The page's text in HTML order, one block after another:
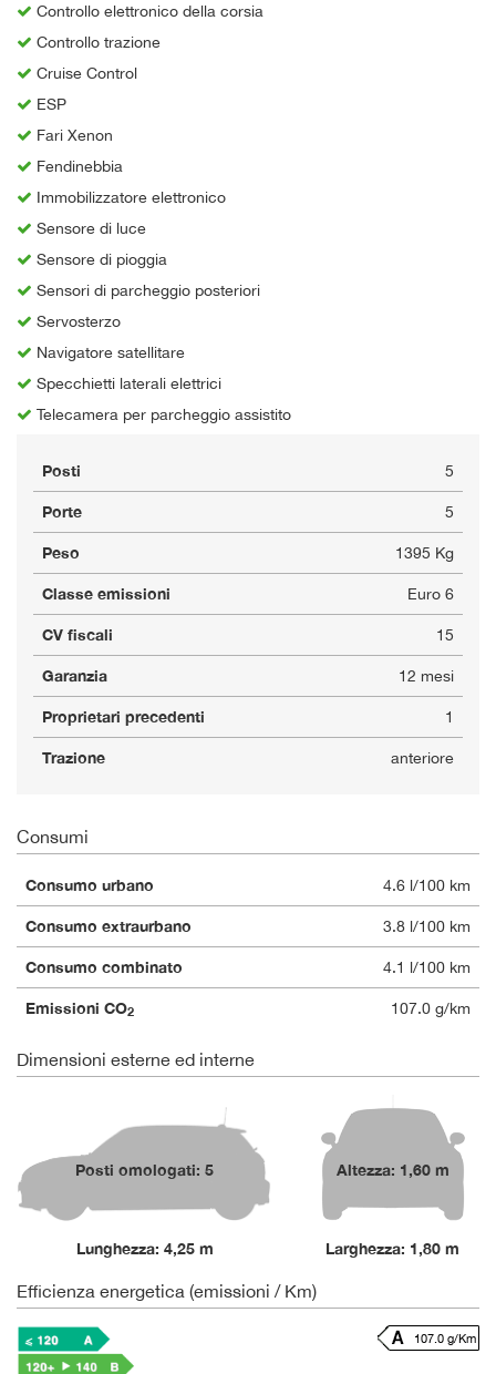
Controllo elettronico della corsia
Controllo trazione
Cruise Control
ESP
Fari Xenon
Fendinebbia
Immobilizzatore elettronico
Sensore di luce
Sensore di pioggia
Sensori di parcheggio posteriori
Servosterzo
Navigatore satellitare
Specchietti laterali elettrici
Telecamera per parcheggio assistito
Posti 5
Porte 5
Peso 1395 Kg
Classe emissioni Euro 6
CV fiscali 15
Garanzia 12 mesi
Proprietari precedenti 1
Trazione anteriore
Consumi
Consumo urbano 4.6 l/100 km
Consumo extraurbano 3.8 l/100 km
Consumo combinato 4.1 l/100 km
Emissioni CO2 107.0 g/km
Dimensioni esterne ed interne
Posti omologati: 5
Lunghezza: 4,25 m
Altezza: 1,60 m
Larghezza: 1,80 m
Efficienza energetica (emissioni / Km)
107.0 g/Km